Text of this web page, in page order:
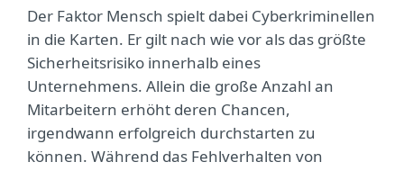
Der Faktor Mensch spielt dabei Cyberkriminellen
in die Karten. Er gilt nach wie vor als das größte
Sicherheitsrisiko innerhalb eines
Unternehmens. Allein die große Anzahl an
Mitarbeitern erhöht deren Chancen,
irgendwann erfolgreich durchstarten zu
können. Während das Fehlverhalten von